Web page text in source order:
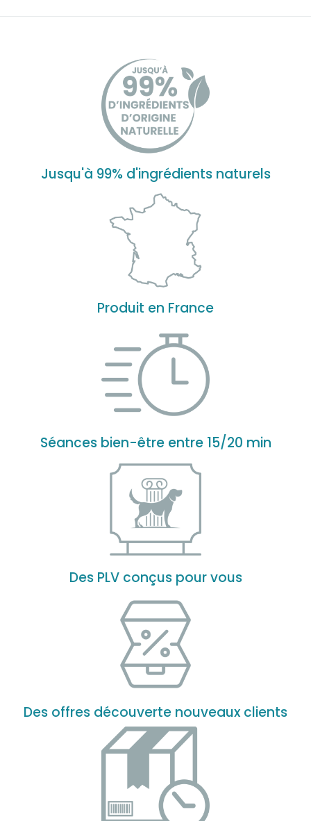
Jusqu'à 99% d'ingrédients naturels
Produit en France
Séances bien-être entre 15/20 min
Des PLV conçus pour vous
Des offres découverte nouveaux clients